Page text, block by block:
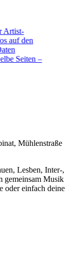
auf den
Seiten –
Mühlenstraße
Lesben, Inter-,
gemeinsam Musik
oder einfach deine